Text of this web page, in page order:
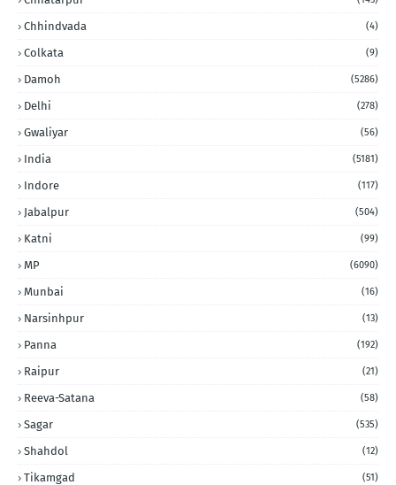
Chhindvada (4)
Colkata (9)
Damoh (5286)
Delhi (278)
Gwaliyar (56)
India (5181)
Indore (117)
Jabalpur (504)
Katni (99)
MP (6090)
Munbai (16)
Narsinhpur (13)
Panna (192)
Raipur (21)
Reeva-Satana (58)
Sagar (535)
Shahdol (12)
Tikamgad (51)